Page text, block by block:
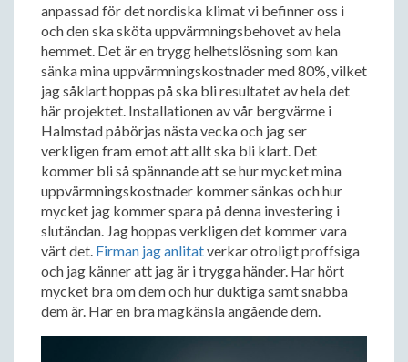
anpassad för det nordiska klimat vi befinner oss i
och den ska sköta uppvärmningsbehovet av hela
hemmet. Det är en trygg helhetslösning som kan
sänka mina uppvärmningskostnader med 80%, vilket
jag såklart hoppas på ska bli resultatet av hela det
här projektet. Installationen av vår bergvärme i
Halmstad påbörjas nästa vecka och jag ser
verkligen fram emot att allt ska bli klart. Det
kommer bli så spännande att se hur mycket mina
uppvärmningskostnader kommer sänkas och hur
mycket jag kommer spara på denna investering i
slutändan. Jag hoppas verkligen det kommer vara
värt det. Firman jag anlitatverkar otroligt proffsiga
och jag känner att jag är i trygga händer. Har hört
mycket bra om dem och hur duktiga samt snabba
dem är. Har en bra magkänsla angående dem.